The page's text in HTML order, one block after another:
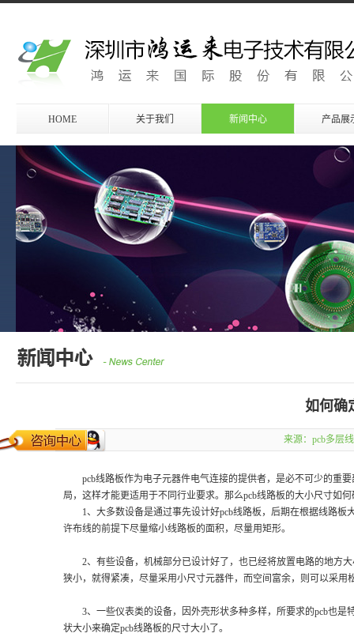
HOME 关于我们 新闻中心 产品展
如何确
来源： pcb多层
pcb线路板作为电子元器件电气连接的提供者，是必不可少的重要
局，这样才能更适用于不同行业要求。那么pcb线路板的大小尺寸
1、大多数设备是通过事先设计好pcb线路板，后期在根据线路板
许布线的前提下尽量缩小线路板的面积，尽量用矩形。
2、有些设备，机械部分已设计好了，也已经将放置电路的地方大
狭小，就得紧凑，尽量采用小尺寸元器件，而空间富余，则可以采用
3、一些仪表类的设备，因外壳形状多种多样，所要求的pcb也是
状大小来确定pcb线路板的尺寸大小了。